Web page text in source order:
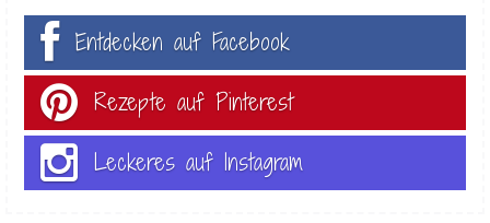
Entdecken auf Facebook
Rezepte auf Pinterest
Leckeres auf Instagram